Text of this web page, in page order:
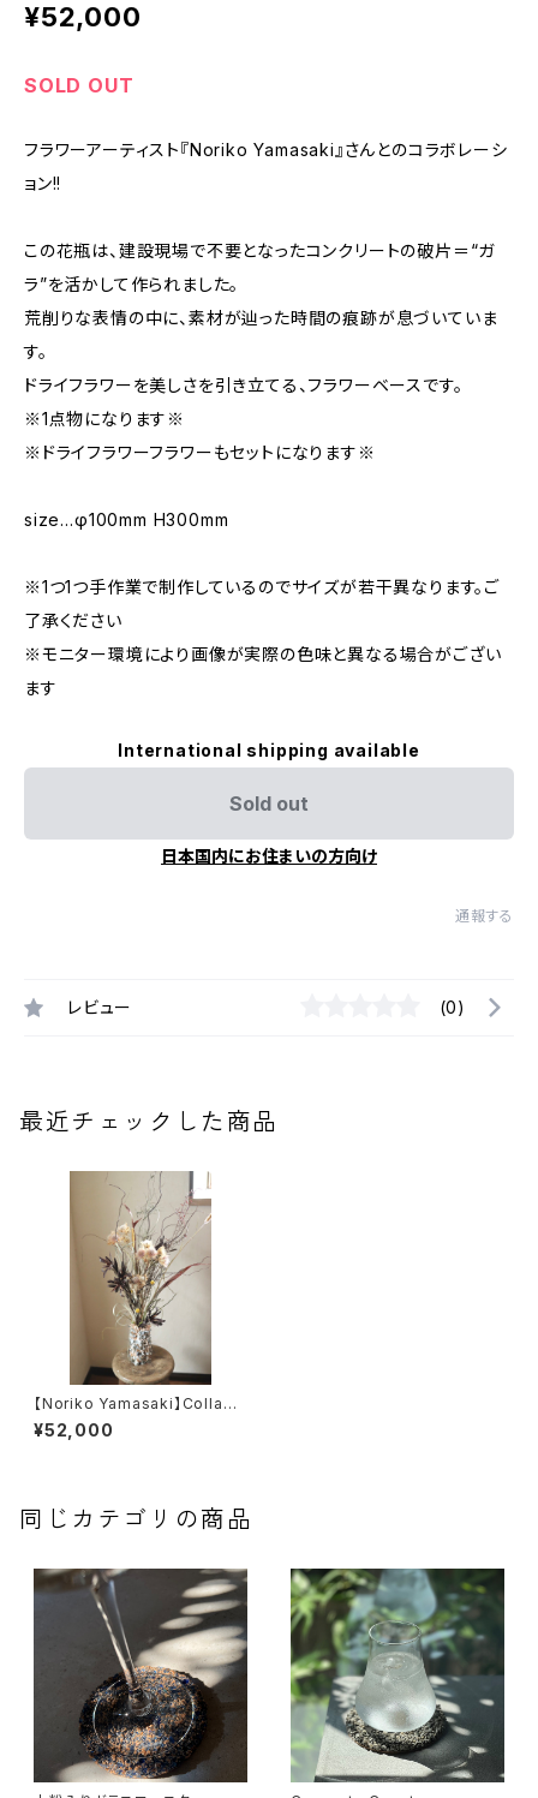
¥52,000
SOLD OUT
フラワーアーティスト『Noriko Yamasaki』さんとのコラボレーシ
ョン!!
この花瓶は、建設現場で不要となったコンクリートの破片＝“ガ
ラ”を活かして作られました。
荒削りな表情の中に、素材が辿った時間の痕跡が息づいていま
す。
ドライフラワーを美しさを引き立てる、フラワーベースです。
※1点物になります※
※ドライフラワーフラワーもセットになります※
size…φ100mm H300mm
※1つ1つ手作業で制作しているのでサイズが若干異なります。ご
了承ください
※モニター環境により画像が実際の色味と異なる場合がござい
ます
International shipping available
Sold out
日本国内にお住まいの方向け
通報する
レビュー (0)
最近チェックした商品
【Noriko Yamasaki】Collabo
ration ドライフラワーベース3
¥52,000
同じカテゴリの商品